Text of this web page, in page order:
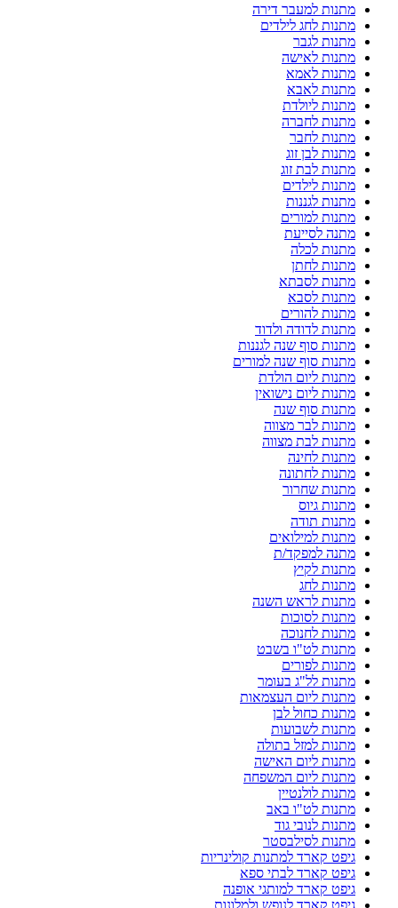
מתנות למעבר דירה
מתנות לחג לילדים
מתנות לגבר
מתנות לאישה
מתנות לאמא
מתנות לאבא
מתנות ליולדת
מתנות לחברה
מתנות לחבר
מתנות לבן זוג
מתנות לבת זוג
מתנות לילדים
מתנות לגננות
מתנות למורים
מתנה לסייעת
מתנות לכלה
מתנות לחתן
מתנות לסבתא
מתנות לסבא
מתנות להורים
מתנות לדודה ולדוד
מתנות סוף שנה לגננות
מתנות סוף שנה למורים
מתנות ליום הולדת
מתנות ליום נישואין
מתנות סוף שנה
מתנות לבר מצווה
מתנות לבת מצווה
מתנות לחינה
מתנות לחתונה
מתנות שחרור
מתנות גיוס
מתנות תודה
מתנות למילואים
מתנה למפקד/ת
מתנות לקיץ
מתנות לחג
מתנות לראש השנה
מתנות לסוכות
מתנות לחנוכה
מתנות לט"ו בשבט
מתנות לפורים
מתנות לל"ג בעומר
מתנות ליום העצמאות
מתנות כחול לבן
מתנות לשבועות
מתנות למזל בתולה
מתנות ליום האישה
מתנות ליום המשפחה
מתנות לולנטיין
מתנות לט"ו באב
מתנות לנובי גוד
מתנות לסילבסטר
גיפט קארד למתנות קולינריות
גיפט קארד לבתי ספא
גיפט קארד למותגי אופנה
גיפט קארד לנופש ולמלונות